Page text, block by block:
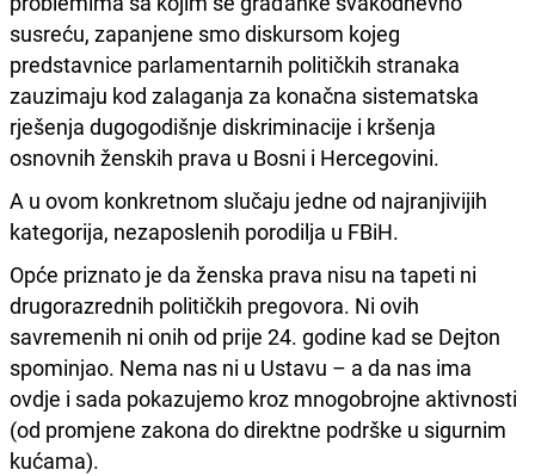
susreću, zapanjene smo diskursom kojeg
predstavnice parlamentarnih političkih stranaka
zauzimaju kod zalaganja za konačna sistematska
rješenja dugogodišnje diskriminacije i kršenja
osnovnih ženskih prava u Bosni i Hercegovini.
A u ovom konkretnom slučaju jedne od najranjivijih
kategorija, nezaposlenih porodilja u FBiH.
Opće priznato je da ženska prava nisu na tapeti ni
drugorazrednih političkih pregovora. Ni ovih
savremenih ni onih od prije 24. godine kad se Dejton
spominjao. Nema nas ni u Ustavu – a da nas ima
ovdje i sada pokazujemo kroz mnogobrojne aktivnosti
(od promjene zakona do direktne podrške u sigurnim
kućama).